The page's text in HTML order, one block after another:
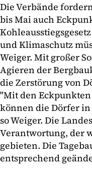
Die Verbände
bis Mai auch
und Klimaschutz
Weiger. Mit großer
Agieren der
die Zerstörung von
"Mit den
können die Dörfer in
so Weiger. Die
Verantwortung, der
gebieten. Die
entsprechend